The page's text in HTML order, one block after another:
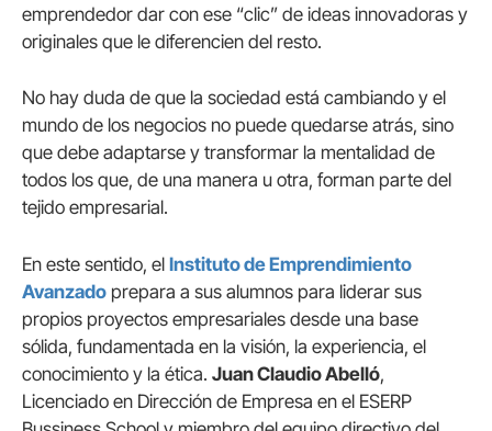
emprendedor dar con ese “clic” de ideas innovadoras y
originales que le diferencien del resto.
No hay duda de que la sociedad está cambiando y el
mundo de los negocios no puede quedarse atrás, sino
que debe adaptarse y transformar la mentalidad de
todos los que, de una manera u otra, forman parte del
tejido empresarial.
En este sentido, el Instituto de Emprendimiento
Avanzado prepara a sus alumnos para liderar sus
propios proyectos empresariales desde una base
sólida, fundamentada en la visión, la experiencia, el
conocimiento y la ética. Juan Claudio Abelló,
Licenciado en Dirección de Empresa en el ESERP